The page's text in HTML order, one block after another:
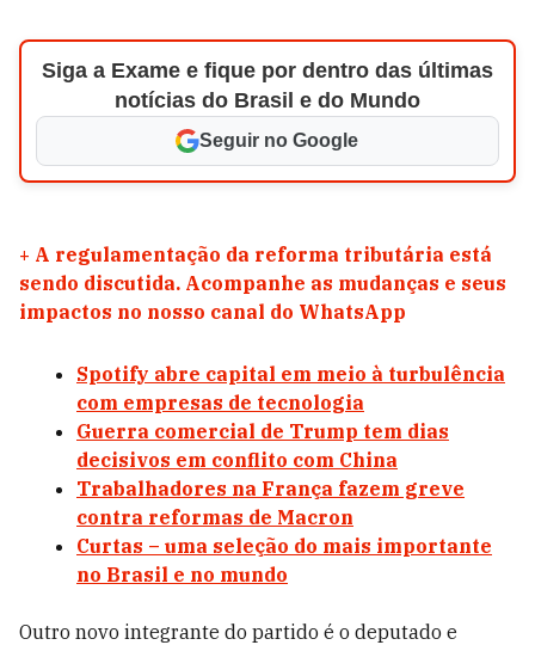
Siga a Exame e fique por dentro das últimas
notícias do Brasil e do Mundo
Seguir no Google
+ A regulamentação da reforma tributária está
sendo discutida. Acompanhe as mudanças e seus
impactos no nosso canal do WhatsApp
Spotify abre capital em meio à turbulência
com empresas de tecnologia
Guerra comercial de Trump tem dias
decisivos em conflito com China
Trabalhadores na França fazem greve
contra reformas de Macron
Curtas – uma seleção do mais importante
no Brasil e no mundo
Outro novo integrante do partido é o deputado e